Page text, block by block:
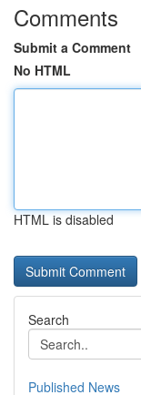
Comments
Submit a Comment
No HTML
HTML is disabled
Search
Published News